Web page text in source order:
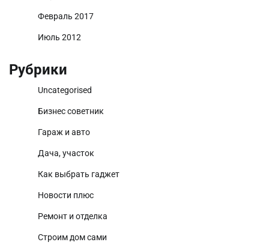
Февраль 2017
Июль 2012
Рубрики
Uncategorised
Бизнес советник
Гараж и авто
Дача, участок
Как выбрать гаджет
Новости плюс
Ремонт и отделка
Строим дом сами